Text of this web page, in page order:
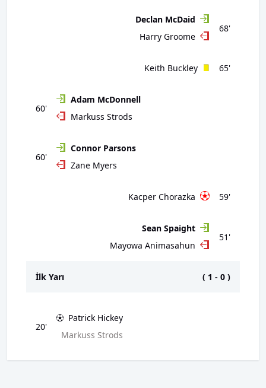
68'
Declan McDaid
Harry Groome
65'
Keith Buckley
60'
Adam McDonnell
Markuss Strods
60'
Connor Parsons
Zane Myers
59'
Kacper Chorazka
51'
Sean Spaight
Mayowa Animasahun
İlk Yarı ( 1 - 0 )
20'
Patrick Hickey
Markuss Strods